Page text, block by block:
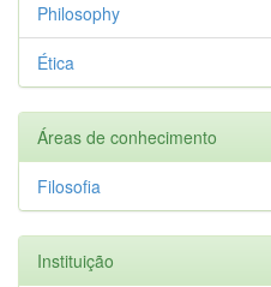
Philosophy
Ética
Áreas de conhecimento
Filosofia
Instituição